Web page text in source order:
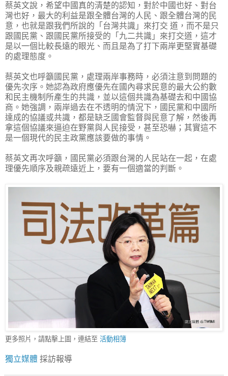
蔡英文說，希望中國真的清楚的認知，對於中國也好、對台
灣也好，最大的利益是跟全體台灣的人民、跟全體台灣的民
意，也就是跟我們所說的「台灣共識」來打交 道，而不是只
跟國民黨、跟國民黨所接受的「九二共識」來打交道，這才
是以一個比較長遠的眼光、而且是為了打下兩岸更堅實基礎
的處理態度。
蔡英文也呼籲國民黨，處理兩岸事務時，必須注意到問題的
優先次序。她認為政府應優先在國內尋求民意的最大公約數
和民主機制所產生的共識，並以這個共識為基礎去和中國協
商。她強調，兩岸過去在不透明的情況下，國民黨和中國所
達成的協議或共識，都是缺乏國會監督與民意了解，然後再
拿這個協議來逼迫在野黨與人民接受，甚至恐嚇；其實這不
是一個現代的民主政黨應該要做的事情。
蔡英文再次呼籲，國民黨必須跟台灣的人民站在一起，在處
理優先順序及親疏遠近上，要有一個適當的判斷。
更多照片，請點擊上圖，連結至 活動相簿
獨立媒體 採訪報導